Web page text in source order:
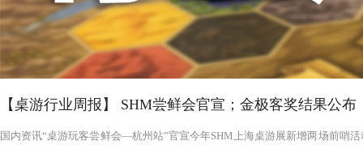
游戏，不仅仅是挑战，而是它本身加入的运气因素和策略程
实现的艰巨挑战。大家有机会确实值得尝试！
【桌游行业周报】 SHM尝鲜会官宣；金极客奖结果公布
国内资讯“桌游玩客尝鲜会—杭州站”官宣今年SHM上海桌游展新增两场前哨